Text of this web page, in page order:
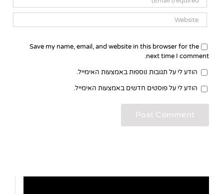
Save my name, email, and website in this browser for the
next time I comment.
הודע לי על תגובות נוספות באמצעות האימייל.
הודע לי על פוסטים חדשים באמצעות האימייל.